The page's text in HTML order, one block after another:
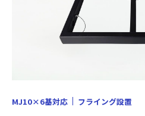
MJ10×6基対応 フライング設置